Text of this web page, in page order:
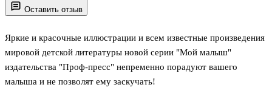
Оставить отзыв
Яркие и красочные иллюстрации и всем известные произведения
мировой детской литературы новой серии "Мой малыш"
издательства "Проф-пресс" непременно порадуют вашего
малыша и не позволят ему заскучать!